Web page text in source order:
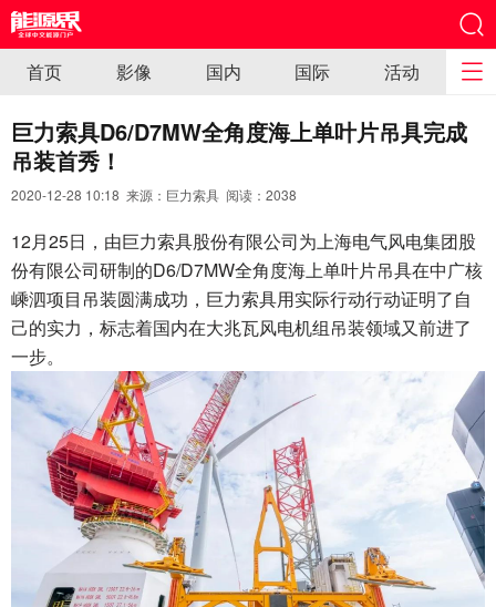
首页 影像 国内 国际 活动
巨力索具D6/D7MW全角度海上单叶片吊具完成
吊装首秀！
2020-12-28 10:18 来源：巨力索具 阅读： 2038
12月25日，由巨力索具股份有限公司为上海电气风电集团股
份有限公司研制的D6/D7MW全角度海上单叶片吊具在中广核
嵊泗项目吊装圆满成功，巨力索具用实际行动行动证明了自
己的实力，标志着国内在大兆瓦风电机组吊装领域又前进了
一步。